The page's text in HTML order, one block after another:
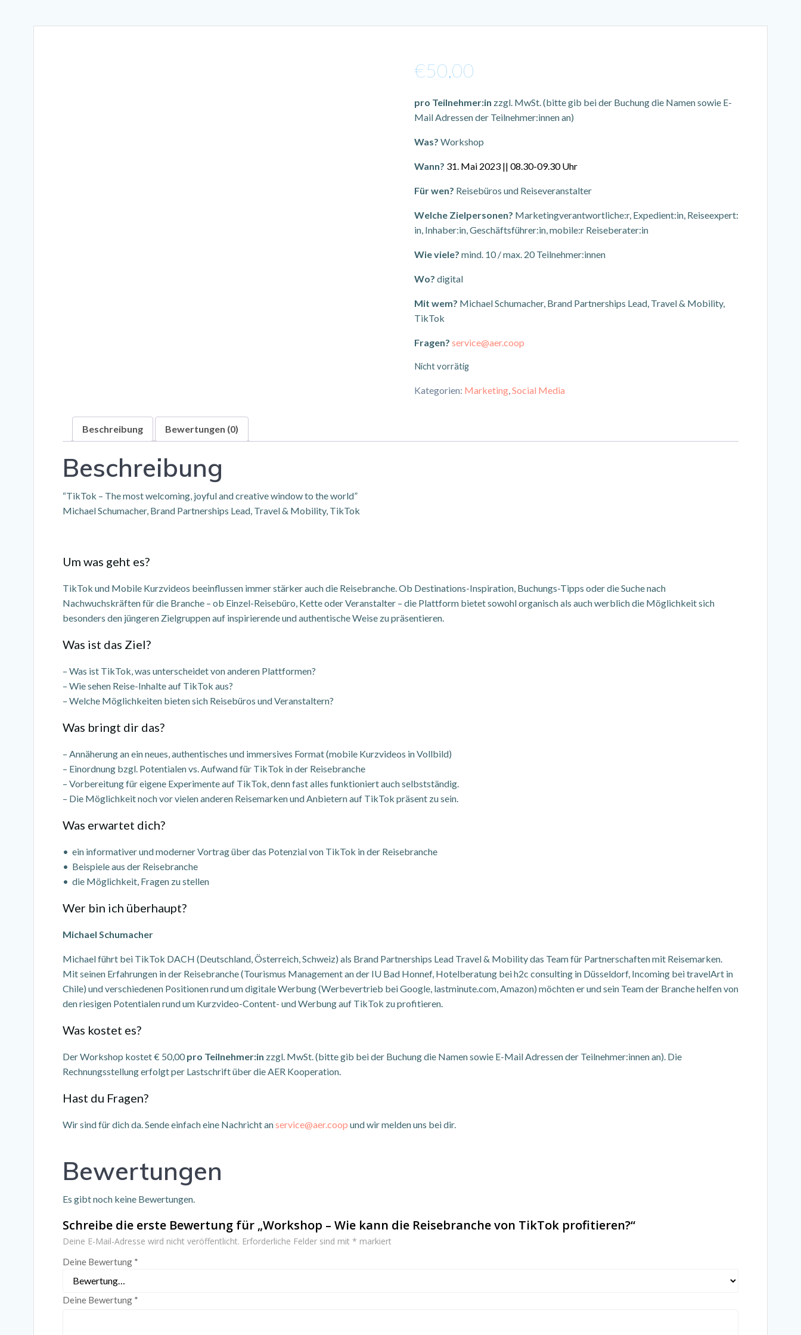
€50,00
pro Teilnehmer:in zzgl. MwSt. (bitte gib bei der Buchung die Namen sowie E-
Mail Adressen der Teilnehmer:innen an)
Was? Workshop
Wann? 31. Mai 2023 || 08.30-09.30 Uhr
Für wen? Reisebüros und Reiseveranstalter
Welche Zielpersonen? Marketingverantwortliche:r, Expedient:in, Reiseexpert:
in, Inhaber:in, Geschäftsführer:in, mobile:r Reiseberater:in
Wie viele? mind. 10 / max. 20 Teilnehmer:innen
Wo? digital
Mit wem? Michael Schumacher, Brand Partnerships Lead, Travel & Mobility,
TikTok
Fragen? service@aer.coop
Nicht vorrätig
Kategorien: Marketing,Social Media
Beschreibung Bewertungen (0)
Beschreibung
“TikTok – The most welcoming, joyful and creative window to the world”
Michael Schumacher, Brand Partnerships Lead, Travel & Mobility, TikTok
Um was geht es?
TikTok und Mobile Kurzvideos beeinflussen immer stärker auch die Reisebranche. Ob Destinations-Inspiration, Buchungs-Tipps oder die Suche nach
Nachwuchskräften für die Branche – ob Einzel-Reisebüro, Kette oder Veranstalter – die Plattform bietet sowohl organisch als auch werblich die Möglichkeit sich
besonders den jüngeren Zielgruppen auf inspirierende und authentische Weise zu präsentieren.
Was ist das Ziel?
– Was ist TikTok, was unterscheidet von anderen Plattformen?
– Wie sehen Reise-Inhalte auf TikTok aus?
– Welche Möglichkeiten bieten sich Reisebüros und Veranstaltern?
Was bringt dir das?
– Annäherung an ein neues, authentisches und immersives Format (mobile Kurzvideos in Vollbild)
– Einordnung bzgl. Potentialen vs. Aufwand für TikTok in der Reisebranche
– Vorbereitung für eigene Experimente auf TikTok, denn fast alles funktioniert auch selbstständig.
– Die Möglichkeit noch vor vielen anderen Reisemarken und Anbietern auf TikTok präsent zu sein.
Was erwartet dich?
• ein informativer und moderner Vortrag über das Potenzial von TikTok in der Reisebranche
• Beispiele aus der Reisebranche
• die Möglichkeit, Fragen zu stellen
Wer bin ich überhaupt?
Michael Schumacher
Michael führt bei TikTok DACH (Deutschland, Österreich, Schweiz) als Brand Partnerships Lead Travel & Mobility das Team für Partnerschaften mit Reisemarken.
Mit seinen Erfahrungen in der Reisebranche (Tourismus Management an der IU Bad Honnef, Hotelberatung bei h2c consulting in Düsseldorf, Incoming bei travelArt in
Chile) und verschiedenen Positionen rund um digitale Werbung (Werbevertrieb bei Google, lastminute.com, Amazon) möchten er und sein Team der Branche helfen von
den riesigen Potentialen rund um Kurzvideo-Content- und Werbung auf TikTok zu profitieren.
Was kostet es?
Der Workshop kostet € 50,00pro Teilnehmer:in zzgl. MwSt. (bitte gib bei der Buchung die Namen sowie E-Mail Adressen der Teilnehmer:innen an). Die
Rechnungsstellung erfolgt per Lastschrift über die AER Kooperation.
Hast du Fragen?
Wir sind für dich da. Sende einfach eine Nachricht anservice@aer.coop und wir melden uns bei dir.
Bewertungen
Es gibt noch keine Bewertungen.
Schreibe die erste Bewertung für „Workshop – Wie kann die Reisebranche von TikTok profitieren?“
Deine E-Mail-Adresse wird nicht veröffentlicht. Erforderliche Felder sind mit * markiert
Deine Bewertung *
Deine Bewertung *